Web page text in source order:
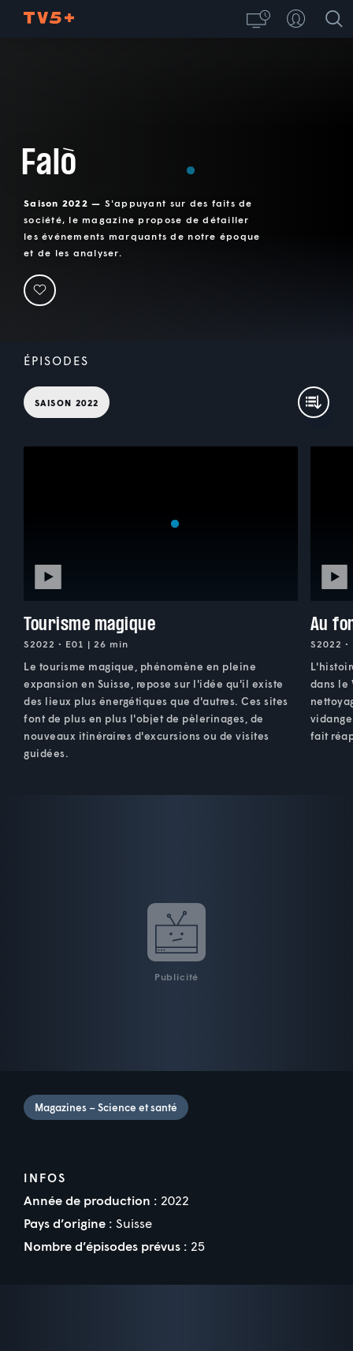
Falò
Saison 2022 — S'appuyant sur des faits de
société, le magazine propose de détailler
les événements marquants de notre époque
et de les analyser.
ÉPISODES
SAISON 2022
Tourisme magique
S2022 • E01 | 26 min
Le tourisme magique, phénomène en pleine
expansion en Suisse, repose sur l'idée qu'il existe
des lieux plus énergétiques que d'autres. Ces sites
font de plus en plus l'objet de pèlerinages, de
nouveaux itinéraires d'excursions ou de visites
guidées.
Au
S2022
dans le
fait
Publicité
Magazines – Science et santé
INFOS
Année de production : 2022
Pays d’origine : Suisse
Nombre d’épisodes prévus : 25